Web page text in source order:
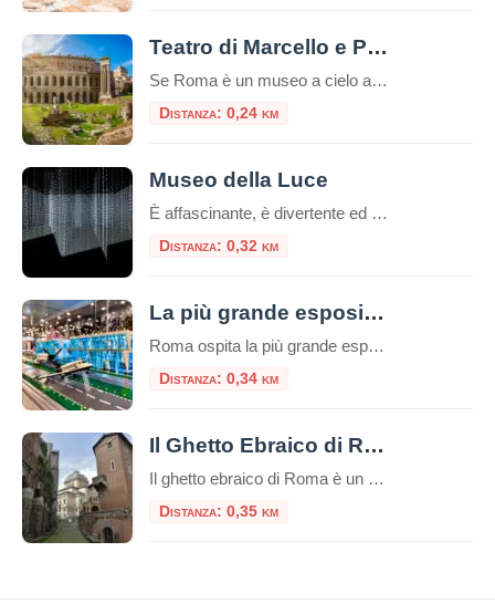
Teatro di Marcello e Portico di Ottavia
Se Roma è un museo a cielo aperto, l’area che comprende il Teatro di Marcello e il Portico di Ottavia ne è senza dubbio il padiglione più incredibile. Situati nel cuore del Rione Sant’Angelo, a due passi dal Ghetto Ebraico, questi due monumenti non sono semplici rovine: sono la dimostrazione vivente di come la Città […]
Distanza: 0,24 km
Museo della Luce
È affascinante, è divertente ed è sicuramente sorprendente. Benvenuti nel palazzo storico ricco di affascinanti installazioni luminose, illusioni avvincenti e un’atmosfera meravigliosa! L’esposizione del museo si sviluppa in uno spazio di 1000 m2 dove le installazioni luminose incontrano le invenzioni scientifiche e artistiche: l’arte della luce e l’ottica vengono esposte insieme a scoperte che hanno […]
Distanza: 0,32 km
La più grande esposizione europea di mattoncini LEGO®
Roma ospita la più grande esposizione europea di modelli realizzati con i celebri mattoncini LEGO®, un evento unico e spettacolare nel cuore del centro storico, a due passi da Piazza Venezia. Un’esposizione inedita Tutti i modelli in mostra sono inediti e mai presentati prima. Oltre 100 diorami e migliaia di costruzioni, per un totale di […]
Distanza: 0,34 km
Il Ghetto Ebraico di Roma
Il ghetto ebraico di Roma è un piccolo quartiere delimitato dal Tevere da una parte e da Piazza Venezia dall’altra, è una zona ricca di storia e cultura e offre diverse attrazioni e luoghi da visitare e numerosi ristorantini tipici.Questo ghetto è stato uno dei primi ghetti istituiti in Europa e ha avuto un impatto […]
Distanza: 0,35 km